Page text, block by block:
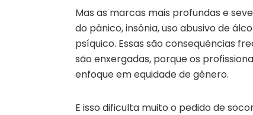
Mas as marcas mais profundas e
do pânico, insônia, uso abusivo de
psíquico. Essas são consequências
são enxergadas, porque os
enfoque em equidade de gênero.
E isso dificulta muito o pedido de